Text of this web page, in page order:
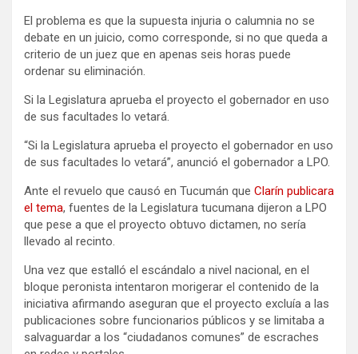
El problema es que la supuesta injuria o calumnia no se
debate en un juicio, como corresponde, si no que queda a
criterio de un juez que en apenas seis horas puede
ordenar su eliminación.
Si la Legislatura aprueba el proyecto el gobernador en uso
de sus facultades lo vetará.
“Si la Legislatura aprueba el proyecto el gobernador en uso
de sus facultades lo vetará”, anunció el gobernador a LPO.
Ante el revuelo que causó en Tucumán que Clarín publicara
el tema, fuentes de la Legislatura tucumana dijeron a LPO
que pese a que el proyecto obtuvo dictamen, no sería
llevado al recinto.
Una vez que estalló el escándalo a nivel nacional, en el
bloque peronista intentaron morigerar el contenido de la
iniciativa afirmando aseguran que el proyecto excluía a las
publicaciones sobre funcionarios públicos y se limitaba a
salvaguardar a los “ciudadanos comunes” de escraches